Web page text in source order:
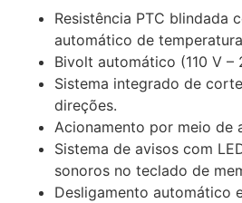
Resistência PTC blindada
automático de
Bivolt automático (110 V –
Sistema integrado de
direções.
Acionamento por meio de
Sistema de avisos com
sonoros no teclado de
Desligamento automático